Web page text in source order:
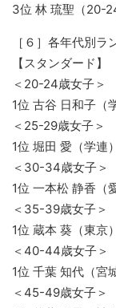
3位 林 琉聖（20-
［６］各年代別
【スタンダード】
＜20-24歳女子＞
1位 古谷 日和子（
＜25-29歳女子＞
1位 堀田 愛（学連
＜30-34歳女子＞
1位 一本松 静香（
＜35-39歳女子＞
1位 蔵本 葵（東京）
＜40-44歳女子＞
1位 千葉 知代（宮
＜45-49歳女子＞